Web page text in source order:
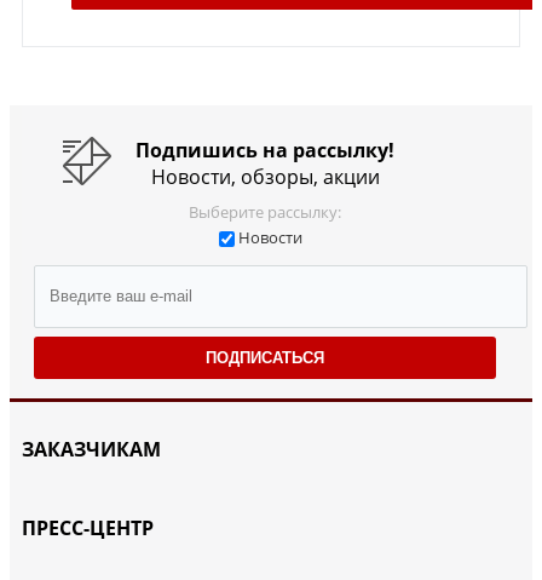
Подпишись на рассылку!
Новости, обзоры, акции
Выберите рассылку:
Новости
ПОДПИСАТЬСЯ
ЗАКАЗЧИКАМ
ПРЕСС-ЦЕНТР